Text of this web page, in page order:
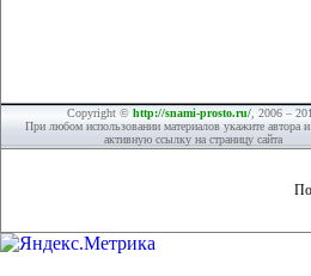
Copyright © http://snami-prosto.ru/, 2006 –
При любом использовании материалов укажите автора и
активную ссылку на страницу сайта